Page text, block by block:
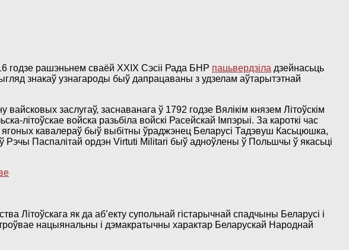
рашэньнем сваёй XXIX Сэсіі Рада БНР пацьвердзіла дзейнасьць
знакаў узнагароды быў дапрацаваны з удзелам аўтарытэтнай
заслугаў, заснаванага ў 1792 годзе Вялікім князем Літоўскім
літоўскае войска разьбіла войскі Расейскай Імпэрыі. За кароткі час
ягоных кавалераў быў выбітны ўраджэнец Беларусі Тадэвуш Касьцюшка,
Рэчы Паспалітай ордэн Virtuti Militari быў адноўлены ў Польшчы ў якасьці
Літоўскага як да аб’екту супольнай гістарычнай спадчыны Беларусі і
нацыянальны і дэмакратычны характар Беларускай Народнай